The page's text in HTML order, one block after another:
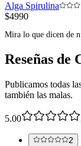
Alga Spirulina
$4990
Mira lo que dicen de
Reseñas de
Publicamos todas
también las malas.
5.00
2